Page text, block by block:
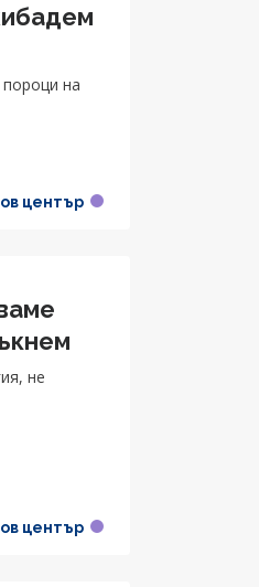
на
център
не
център